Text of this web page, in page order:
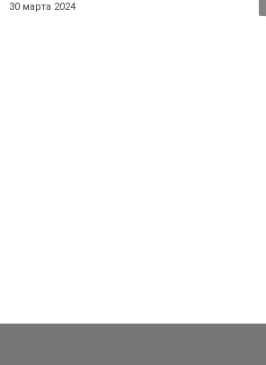
30 марта 2024